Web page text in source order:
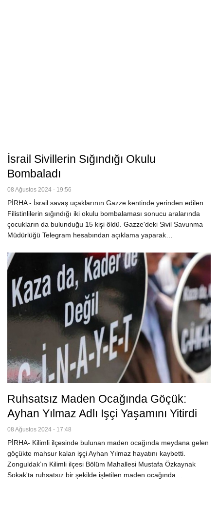
İsrail Sivillerin Sığındığı Okulu
Bombaladı
08 Ağustos 2024 - 19:56
PİRHA - İsrail savaş uçaklarının Gazze kentinde yerinden edilen
Filistinlilerin sığındığı iki okulu bombalaması sonucu aralarında
çocukların da bulunduğu 15 kişi öldü. Gazze'deki Sivil Savunma
Müdürlüğü Telegram hesabından açıklama yaparak…
Ruhsatsız Maden Ocağında Göçük:
Ayhan Yılmaz Adlı Işçi Yaşamını Yitirdi
08 Ağustos 2024 - 17:48
PİRHA- Kilimli ilçesinde bulunan maden ocağında meydana gelen
göçükte mahsur kalan işçi Ayhan Yılmaz hayatını kaybetti.
Zonguldak’ın Kilimli ilçesi Bölüm Mahallesi Mustafa Özkaynak
Sokak'ta ruhsatsız bir şekilde işletilen maden ocağında…